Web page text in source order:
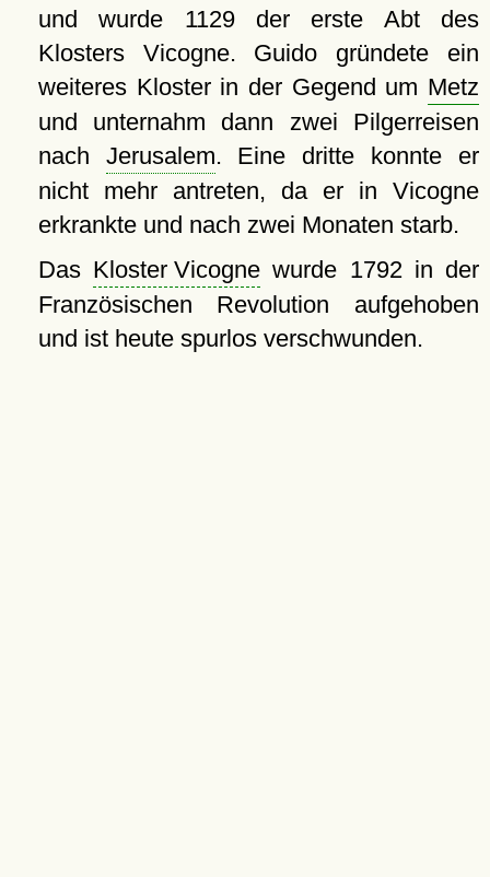
und wurde 1129 der erste Abt des
Klosters Vicogne. Guido gründete ein
weiteres Kloster in der Gegend um Metz
und unternahm dann zwei Pilgerreisen
nach Jerusalem. Eine dritte konnte er
nicht mehr antreten, da er in Vicogne
erkrankte und nach zwei Monaten starb.
Das Kloster Vicogne wurde 1792 in der
Französischen Revolution aufgehoben
und ist heute spurlos verschwunden.